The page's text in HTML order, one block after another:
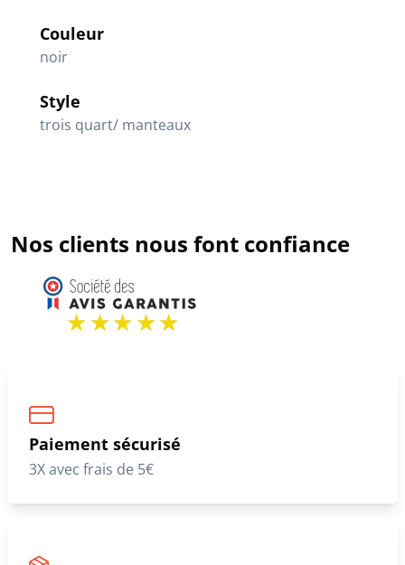
Couleur
noir
Style
trois quart/ manteaux
Nos clients nous font confiance
Paiement sécurisé
3X avec frais de 5€